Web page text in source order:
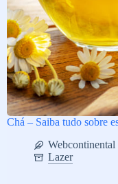
Chá – Saiba tudo sobre
Webcontinental
Lazer